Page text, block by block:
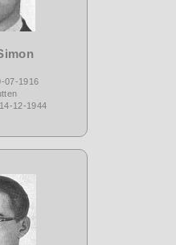
07-1916
12-1944